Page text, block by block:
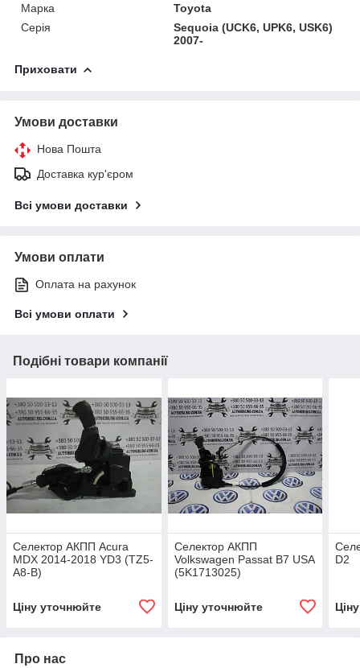
Марка
Toyota
Серія
Sequoia (UCK6, UPK6, USK6)
2007-
Приховати
Умови доставки
Нова Пошта
Доставка кур'єром
Всі умови доставки
Умови оплати
Оплата на рахунок
Всі умови оплати
Подібні товари компанії
Селектор АКПП Acura
MDX 2014-2018 YD3 (TZ5-
A8-B)
Ціну уточнюйте
Селектор АКПП
Volkswagen Passat B7 USA
(5K1713025)
Ціну уточнюйте
D2
Про нас